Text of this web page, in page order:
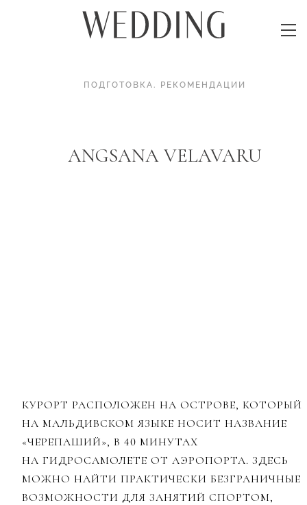
ПОДГОТОВКА. РЕКОМЕНДАЦИИ
ANGSANA VELAVARU
КУРОРТ РАСПОЛОЖЕН НА ОСТРОВЕ, КОТОРЫЙ
НА МАЛЬДИВСКОМ ЯЗЫКЕ НОСИТ НАЗВАНИЕ
«ЧЕРЕПАШИЙ», В 40 МИНУТАХ
НА ГИДРОСАМОЛЕТЕ ОТ АЭРОПОРТА. ЗДЕСЬ
МОЖНО НАЙТИ ПРАКТИЧЕСКИ БЕЗГРАНИЧНЫЕ
ВОЗМОЖНОСТИ ДЛЯ ЗАНЯТИЙ СПОРТОМ,